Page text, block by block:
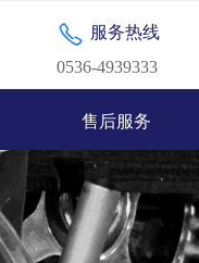
售后服务
服务热线
0536-4939333